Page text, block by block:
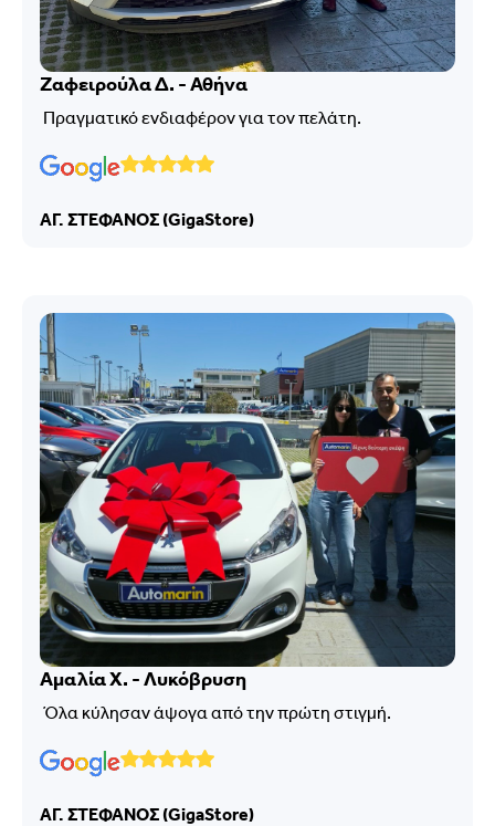
Ζαφειρούλα Δ. - Αθήνα
Πραγματικό ενδιαφέρον για τον πελάτη.
ΑΓ. ΣΤΕΦΑΝΟΣ (GigaStore)
Αμαλία Χ. - Λυκόβρυση
Όλα κύλησαν άψογα από την πρώτη στιγμή.
ΑΓ. ΣΤΕΦΑΝΟΣ (GigaStore)